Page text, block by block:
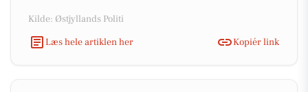
Kilde: Østjyllands Politi
Læs hele artiklen her
Kopiér link